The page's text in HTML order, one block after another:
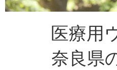
医療用
奈良県